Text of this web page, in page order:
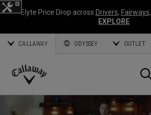
Elyte Price Drop across Drivers, Fairways,
EXPLORE
CALLAWAY ODYSSEY OUTLET
Callaway